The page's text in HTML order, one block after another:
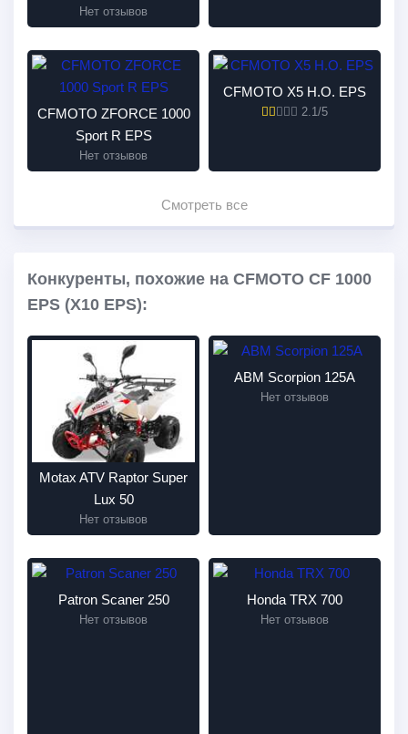
Нет отзывов
CFMOTO ZFORCE 1000
Sport R EPS
Нет отзывов
CFMOTO X5 H.O. EPS
2.1/5
Смотреть все
Конкуренты, похожие на CFMOTO CF 1000
EPS (X10 EPS):
Motax ATV Raptor Super
Lux 50
Нет отзывов
ABM Scorpion 125A
Нет отзывов
Patron Scaner 250
Нет отзывов
Honda TRX 700
Нет отзывов